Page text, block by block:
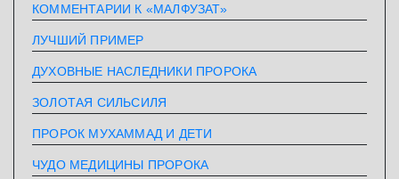
КОММЕНТАРИИ К «МАЛФУЗАТ»
ЛУЧШИЙ ПРИМЕР
ДУХОВНЫЕ НАСЛЕДНИКИ ПРОРОКА
ЗОЛОТАЯ СИЛЬСИЛЯ
ПРОРОК МУХАММАД И ДЕТИ
ЧУДО МЕДИЦИНЫ ПРОРОКА